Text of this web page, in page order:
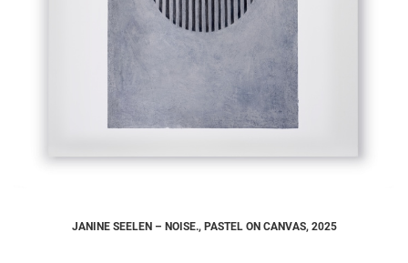
JANINE SEELEN – NOISE., PASTEL ON CANVAS, 2025